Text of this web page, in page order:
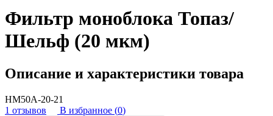
Фильтр моноблока Топаз/
Шельф (20 мкм)
Описание и характеристики товара
НМ50А-20-21
1 отзывов
В избранное (0)